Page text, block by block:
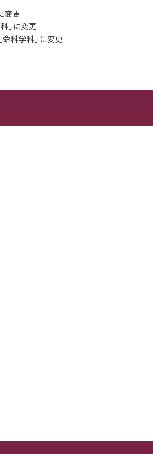
変更
」に変更
科学科」に変更